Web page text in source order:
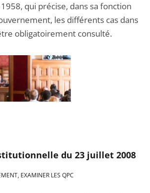
qui précise, dans sa fonction
les différents cas dans
obligatoirement consulté.
du 23 juillet 2008
EXAMINER LES QPC